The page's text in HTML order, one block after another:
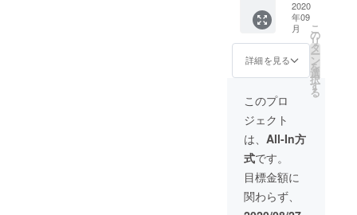
込みで
す。 ・
2020年
9月上旬
より順
次発送
す。
真珠・
シリコ
ン ・サ
イズ
W 約
1.1cm
ルサイ
ズ：直
径 約
0.7cm
）
【２】
CAMPF
シーン
で活躍
してく
れま
す。※天
め、多
少の色
味の違
い・目
立たな
い程度
のムラ
や凹凸
がござ
います
ントと
なっ
た、ミ
ニマル
で洗練
された
デザイ
ンのイ
ヤリン
グ。 ・
素材
K10・
シリコ
ン ・サ
イズ
W 約
0.2cm
2020
年09
月
詳細を見る
こ
の
リ
タ
ー
ン
を
選
択
す
る
このプロ
ジェクト
は、 All-In方
式です。
目標金額に
関わらず、